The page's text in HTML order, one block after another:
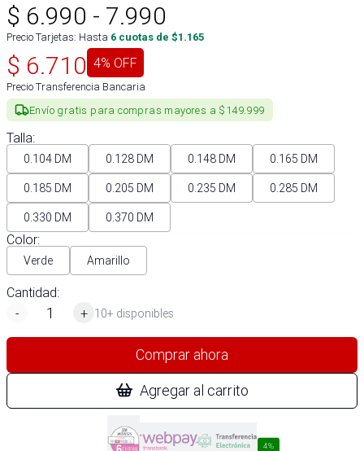
$ 6.990 - 7.990
Precio Tarjetas: Hasta 6 cuotas de $1.165
$ 6.710 4% OFF
Precio Transferencia Bancaria
Envío gratis para compras mayores a $149.999
Talla:
0.104 DM 0.128 DM 0.148 DM
0.165 DM
0.185 DM
0.205 DM 0.235 DM
0.285 DM
0.330 DM
0.370 DM
Color:
Verde Amarillo
Cantidad:
-
+ 10+ disponibles
Comprar ahora
Agregar al carrito
4%